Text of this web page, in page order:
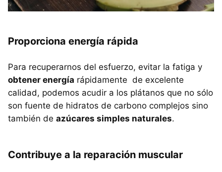
Proporciona energía rápida
Para recuperarnos del esfuerzo, evitar la fatiga y
obtener energía rápidamente de excelente
calidad, podemos acudir a los plátanos que no sólo
son fuente de hidratos de carbono complejos sino
también de azúcares simples naturales.
Contribuye a la reparación muscular